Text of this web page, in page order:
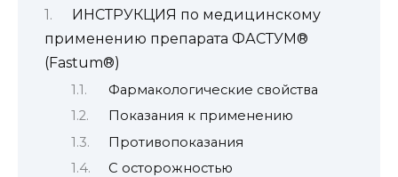
ИНСТРУКЦИЯ по медицинскому
применению препарата ФАСТУМ®
(Fastum®)
Фармакологические свойства
Показания к применению
Противопоказания
С осторожностью